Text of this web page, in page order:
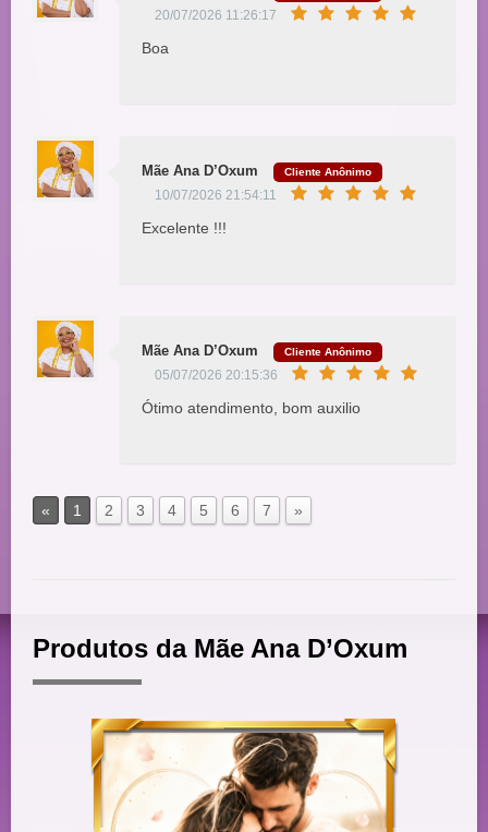
20/07/2026 11:26:17
Boa
Mãe Ana D’Oxum Cliente Anônimo
10/07/2026 21:54:11
Excelente !!!
Mãe Ana D’Oxum Cliente Anônimo
05/07/2026 20:15:36
Ótimo atendimento, bom auxilio
« 1 2 3 4 5 6 7 »
Produtos da Mãe Ana D’Oxum